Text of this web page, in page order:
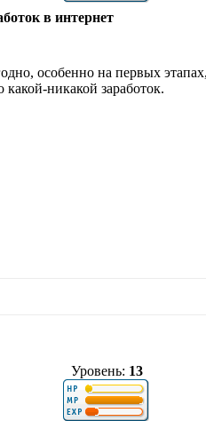
в интернет
особенно на первых
какой-никакой заработок.
Уровень: 13